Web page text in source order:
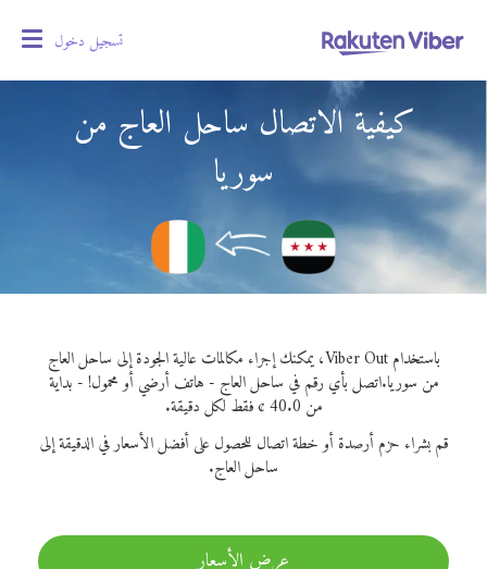
تسجيل دخول
كيفية الاتصال ساحل العاج من
سوريا
باستخدام Viber Out، يمكنك إجراء مكالمات عالية الجودة إلى ساحل العاج
من سوريا.اتصل بأي رقم في ساحل العاج - هاتف أرضي أو محمول! - بداية
من 40.0 ¢ فقط لكل دقيقة.
قم بشراء حزم أرصدة أو خطة اتصال للحصول على أفضل الأسعار في الدقيقة إلى
ساحل العاج.
عرض الأسعار